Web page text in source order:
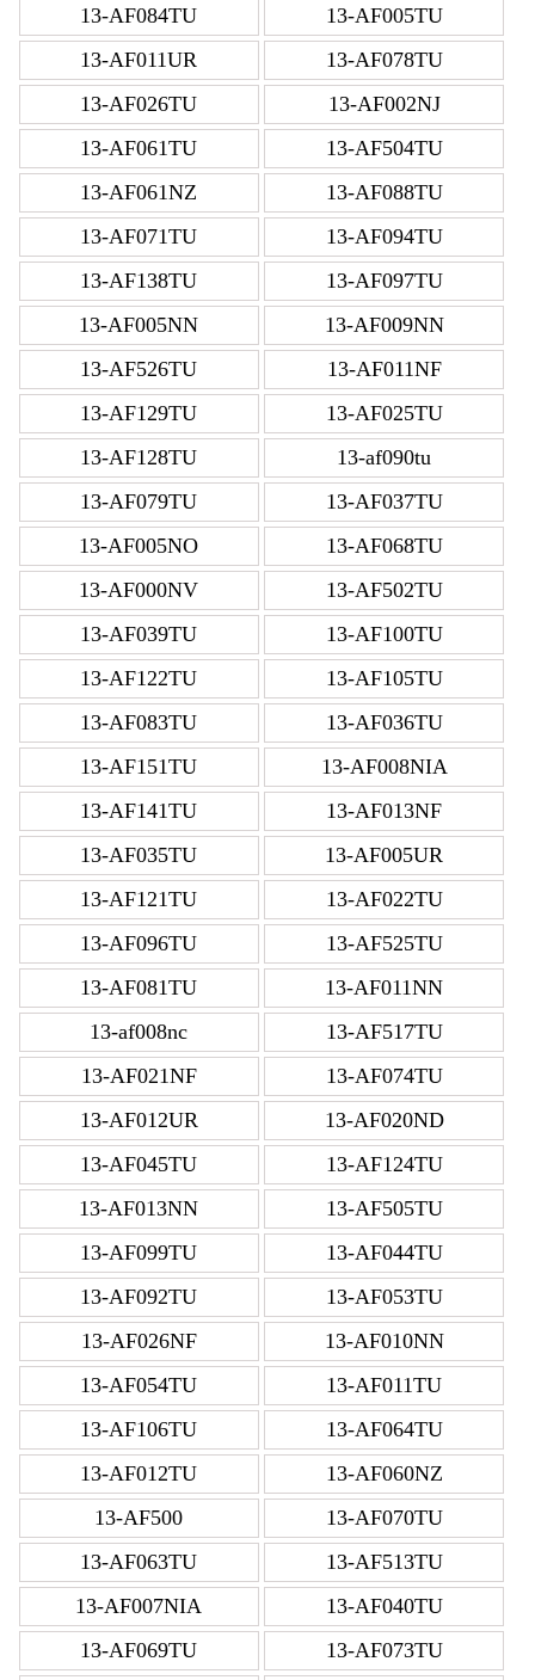
13-AF084TU
13-AF005TU
13-AF011UR
13-AF078TU
13-AF026TU
13-AF002NJ
13-AF061TU
13-AF504TU
13-AF061NZ
13-AF088TU
13-AF071TU
13-AF094TU
13-AF138TU
13-AF097TU
13-AF005NN
13-AF009NN
13-AF526TU
13-AF011NF
13-AF129TU
13-AF025TU
13-AF128TU
13-af090tu
13-AF079TU
13-AF037TU
13-AF005NO
13-AF068TU
13-AF000NV
13-AF502TU
13-AF039TU
13-AF100TU
13-AF122TU
13-AF105TU
13-AF083TU
13-AF036TU
13-AF151TU
13-AF008NIA
13-AF141TU
13-AF013NF
13-AF035TU
13-AF005UR
13-AF121TU
13-AF022TU
13-AF096TU
13-AF525TU
13-AF081TU
13-AF011NN
13-af008nc
13-AF517TU
13-AF021NF
13-AF074TU
13-AF012UR
13-AF020ND
13-AF045TU
13-AF124TU
13-AF013NN
13-AF505TU
13-AF099TU
13-AF044TU
13-AF092TU
13-AF053TU
13-AF026NF
13-AF010NN
13-AF054TU
13-AF011TU
13-AF106TU
13-AF064TU
13-AF012TU
13-AF060NZ
13-AF500
13-AF070TU
13-AF063TU
13-AF513TU
13-AF007NIA
13-AF040TU
13-AF069TU
13-AF073TU